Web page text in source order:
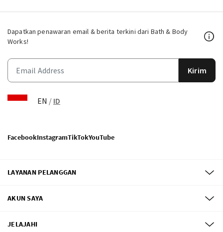
Dapatkan penawaran email & berita terkini dari Bath & Body
Works!
Kirim
EN / ID
FacebookInstagramTikTokYouTube
LAYANAN PELANGGAN
AKUN SAYA
JELAJAHI